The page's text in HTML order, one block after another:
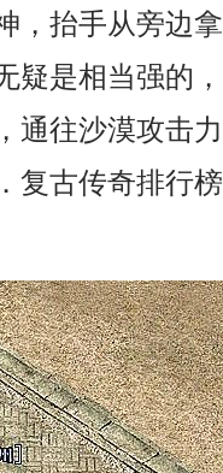
，抬手从旁边
疑是相当强的
通往沙漠攻击
复古传奇排行